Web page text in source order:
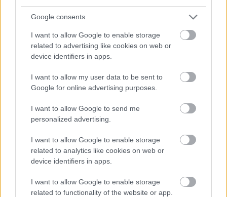
Google consents
I want to allow Google to enable storage
related to advertising like cookies on web or
device identifiers in apps.
I want to allow my user data to be sent to
Google for online advertising purposes.
I want to allow Google to send me
personalized advertising.
I want to allow Google to enable storage
related to analytics like cookies on web or
device identifiers in apps.
I want to allow Google to enable storage
related to functionality of the website or app.
csúcspontját jelentette, húsa tökéletes, finom,
maradandó élményt okozott a paradicsomos-
tejszínes házi tésztával együtt, külön-külön is
rettentő finomak voltak, de együtt volt az igazi
katarzis.